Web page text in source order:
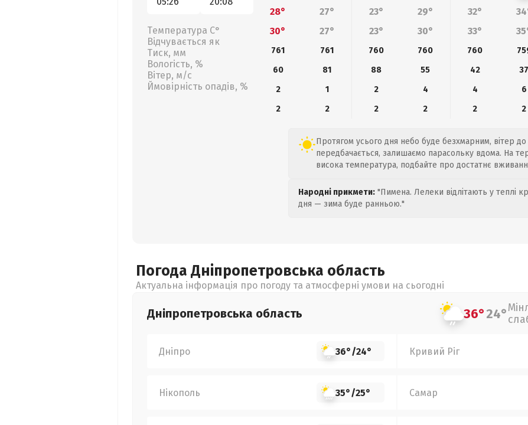
Температура С°
Відчувається як
Тиск, мм
Вологість, %
Вітер, м/с
Ймовірність опадів, %
28° 27° 23° 29° 32°
30°
27° 23° 30° 33°
761 761 760 760 760
60
81 88 55 42 37
2
1 2 4 4 6
2
2 2 2 2 2
Протягом усього дня небо буде безхмарним, вітер
передбачається, залишаємо парасольку вдома. На
висока температура, подбайте про достатнє
Народні прикмети: "Пимена. Лелеки відлітають у теплі
дня — зима буде ранньою."
Погода Дніпропетровська область
Актуальна інформація про погоду та атмосферні умови на сьогодні
Дніпропетровська область 36°24°
Дніпро 36°/24° Кривий Ріг
Нікополь 35°/25° Самар